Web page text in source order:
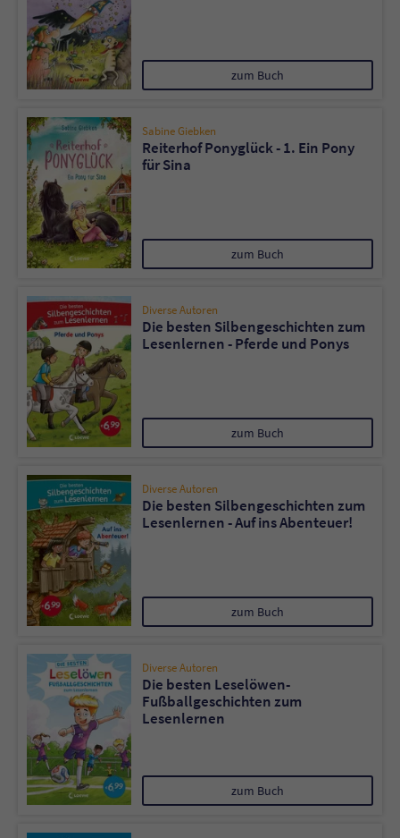
zum Buch
Sabine Giebken
Reiterhof Ponyglück - 1. Ein Pony
für Sina
zum Buch
Diverse Autoren
Die besten Silbengeschichten zum
Lesenlernen - Pferde und Ponys
zum Buch
Diverse Autoren
Die besten Silbengeschichten zum
Lesenlernen - Auf ins Abenteuer!
zum Buch
Diverse Autoren
Die besten Leselöwen-
Fußballgeschichten zum
Lesenlernen
zum Buch